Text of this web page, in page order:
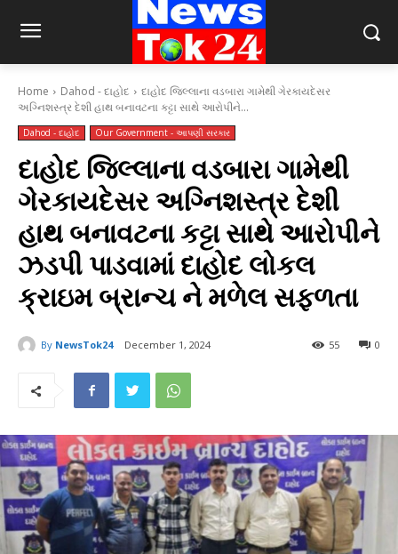
Home Dahod - દાહોદ
દાહોદ જિલ્લાના વડબારા ગામેથી ગેરકાયદેસર
અગ્નિશસ્ત્ર દેશી હાથ બનાવટના કટ્ટા સાથે આરોપીને...
Dahod - દાહોદ Our Government - આપણી સરકાર
દાહોદ જિલ્લાના વડબારા ગામેથી
ગેરકાયદેસર અગ્નિશસ્ત્ર દેશી
હાથ બનાવટના કટ્ટા સાથે આરોપીને
ઝડપી પાડવામાં દાહોદ લોકલ
ક્રાઇમ બ્રાન્ચ ને મળેલ સફળતા
By NewsTok24 December 1, 2024 0
55